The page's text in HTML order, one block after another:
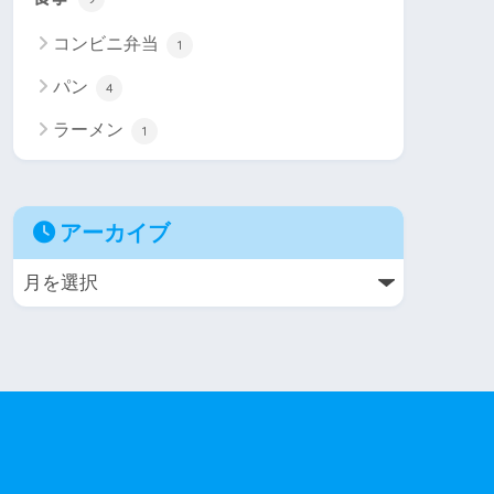
コンビニ弁当 1
パン 4
ラーメン 1
アーカイブ